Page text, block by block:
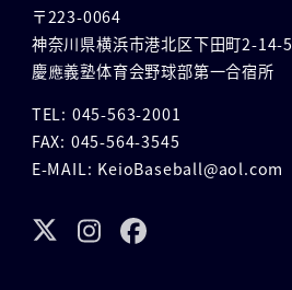
〒223-0064
神奈川県横浜市港北区下田町2-14-5
慶應義塾体育会野球部第一合宿所
TEL: 045-563-2001
FAX: 045-564-3545
E-MAIL: KeioBaseball@aol.com